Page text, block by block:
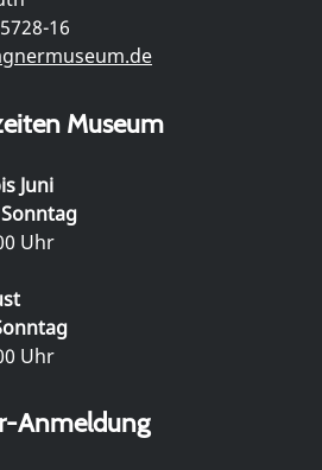
16
Museum
Juni
Uhr
Uhr
Anmeldung